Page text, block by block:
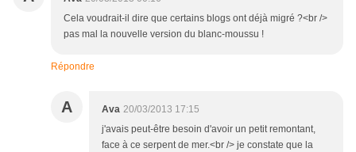
Cela voudrait-il dire que certains blogs ont déjà migré ?<br />
pas mal la nouvelle version du blanc-moussu !
Répondre
A Ava 20/03/2013 17:15
j'avais peut-être besoin d'avoir un petit remontant,
face à ce serpent de mer.<br /> je constate que la